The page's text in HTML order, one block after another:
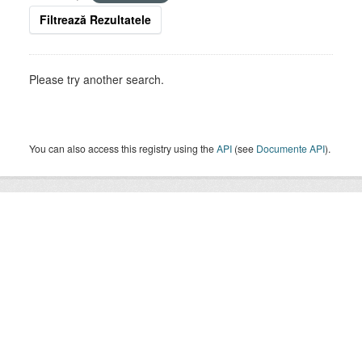
Filtrează Rezultatele
Please try another search.
You can also access this registry using theAPI (see Documente API).